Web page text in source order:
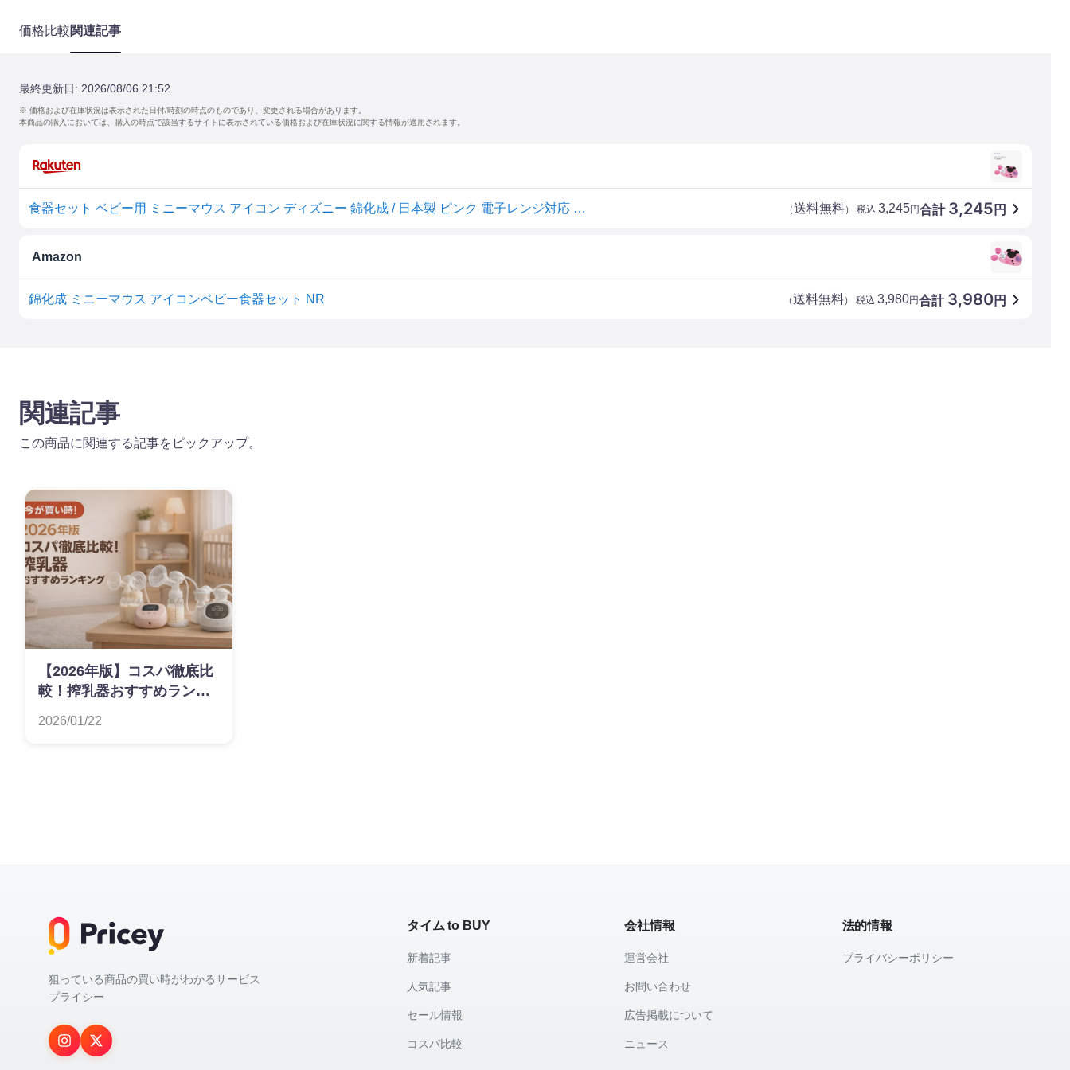
価格比較関連記事
最終更新日: 2026/08/06 21:52
※ 価格および在庫状況は表示された日付/時刻の時点のものであり、変更される場合があります。
本商品の購入においては、購入の時点で該当するサイトに表示されている価格および在庫状況に関する情報が適用されます。
食器セット ベビー用 ミニーマウス アイコン ディズニー 錦化成 / 日本製 ピンク 電子レンジ対応 ベビー用品 子ども用 食器 プレート 小皿 スプーン フォーク 片手コップ 茶碗 ギフト 出産祝い Disney / 合計 3,245 円
（送料無料） 税込 3,245円
Amazon
錦化成 ミニーマウス アイコンベビー食器セット NR 合計 3,980円
（送料無料） 税込 3,980円
関連記事
この商品に関連する記事をピックアップ。
【2026年版】コスパ徹底比
較！搾乳器おすすめランキ
2026/01/22
狙っている商品の買い時がわかるサービス
プライシー
タイム to BUY
新着記事
人気記事
セール情報
コスパ比較
会社情報
運営会社
お問い合わせ
広告掲載について
ニュース
法的情報
プライバシーポリシー